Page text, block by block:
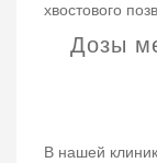
хвостового
Дозы
В нашей